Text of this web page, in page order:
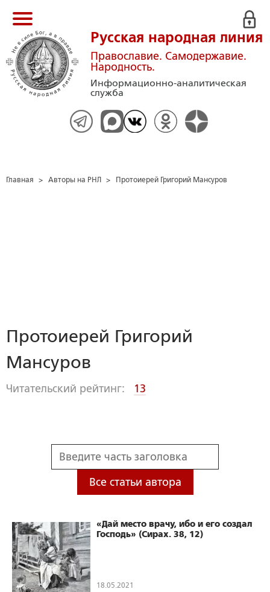
Русская народная линия
Православие. Самодержавие.
Народность.
Информационно-аналитическая
служба
Главная > Авторы на РНЛ > Протоиерей Григорий Мансуров
Протоиерей Григорий
Мансуров
Читательский рейтинг: 13
Все статьи автора
«Дай место врачу, ибо и его создал
Господь» (Сирах. 38, 12)
18.05.2021